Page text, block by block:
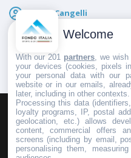
Marco Cangelli
Pubblicato il
HOMEPAGEREDAZIONEINVIA
PUBBLICITÀSCRIVI AL
Welcome
With our 201 partners , we
your devices (cookies, pixels
your personal data with our
website or in our emails,
later, including in other contexts.
Processing this data
loyalty programs, IP, postal
geolocation, etc.) allows
content, commercial offers
screens (including by email,
personalising them,